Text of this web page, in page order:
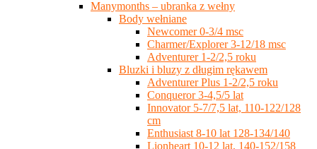
Manymonths – ubranka z wełny
Body wełniane
Newcomer 0-3/4 msc
Charmer/Explorer 3-12/18 msc
Adventurer 1-2/2,5 roku
Bluzki i bluzy z długim rękawem
Adventurer Plus 1-2/2,5 roku
Conqueror 3-4,5/5 lat
Innovator 5-7/7,5 lat, 110-122/128
cm
Enthusiast 8-10 lat 128-134/140
Lionheart 10-12 lat, 140-152/158